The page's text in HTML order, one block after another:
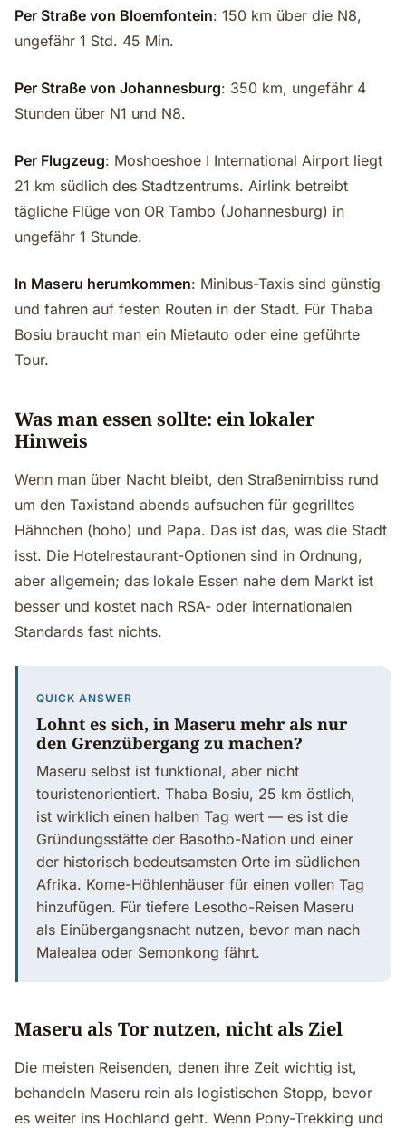
Per Straße von Bloemfontein: 150 km über die N8,
ungefähr 1 Std. 45 Min.
Per Straße von Johannesburg: 350 km, ungefähr 4
Stunden über N1 und N8.
Per Flugzeug: Moshoeshoe I International Airport liegt
21 km südlich des Stadtzentrums. Airlink betreibt
tägliche Flüge von OR Tambo (Johannesburg) in
ungefähr 1 Stunde.
In Maseru herumkommen: Minibus-Taxis sind günstig
und fahren auf festen Routen in der Stadt. Für Thaba
Bosiu braucht man ein Mietauto oder eine geführte
Tour.
Was man essen sollte: ein lokaler
Hinweis
Wenn man über Nacht bleibt, den Straßenimbiss rund
um den Taxistand abends aufsuchen für gegrilltes
Hähnchen (hoho) und Papa. Das ist das, was die Stadt
isst. Die Hotelrestaurant-Optionen sind in Ordnung,
aber allgemein; das lokale Essen nahe dem Markt ist
besser und kostet nach RSA- oder internationalen
Standards fast nichts.
QUICK ANSWER
Lohnt es sich, in Maseru mehr als nur
den Grenzübergang zu machen?
Maseru selbst ist funktional, aber nicht
touristenorientiert. Thaba Bosiu, 25 km östlich,
ist wirklich einen halben Tag wert — es ist die
Gründungsstätte der Basotho-Nation und einer
der historisch bedeutsamsten Orte im südlichen
Afrika. Kome-Höhlenhäuser für einen vollen Tag
hinzufügen. Für tiefere Lesotho-Reisen Maseru
als Einübergangsnacht nutzen, bevor man nach
Malealea oder Semonkong fährt.
Maseru als Tor nutzen, nicht als Ziel
Die meisten Reisenden, denen ihre Zeit wichtig ist,
behandeln Maseru rein als logistischen Stopp, bevor
es weiter ins Hochland geht. Wenn Pony-Trekking und